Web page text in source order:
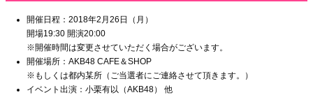
開催日程：2018年2月26日（月）
開場19:30 開演20:00
※開催時間は変更させていただく場合がございます。
開催場所：AKB48 CAFE＆SHOP
※もしくは都内某所（ご当選者にご連絡させて頂きます。）
イベント出演：小栗有以（AKB48） 他